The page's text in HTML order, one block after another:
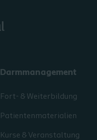
Darmmanagement
Fort- & Weiterbildung
Patientenmaterialien
Kurse & Veranstaltung